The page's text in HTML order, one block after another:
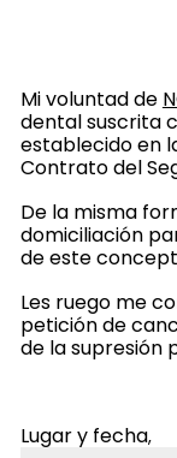
Mi voluntad de
dental suscrita
establecido en
Contrato del
De la misma
domiciliación
de este
Les ruego me
petición de
de la supresión
Lugar y fecha,